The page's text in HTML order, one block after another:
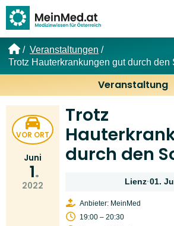
Veranstaltungen
Trotz Hauterkrankungen gut durch den
Veranstaltung
VOR ORT
Juni
1
2022
Trotz
durch den
Lienz·01.
Anbieter: MeinMed
19:00 – 20:30